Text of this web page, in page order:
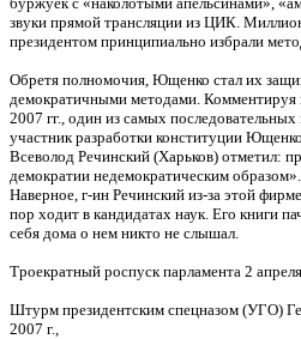
звуки прямой трансляции из ЦИК.
президентом принципиально избрали
Обретя полномочия, Ющенко стал их
демократичными методами. Комментируя
2007 гг., один из самых
участник разработки конституции
Всеволод Речинский (Харьков) отметил:
демократии недемократическим
Наверное, г-ин Речинский из-за этой
пор ходит в кандидатах наук. Его книги
себя дома о нем никто не слышал.
Троекратный роспуск парламента 2
Штурм президентским спецназом (УГО)
2007 г.,